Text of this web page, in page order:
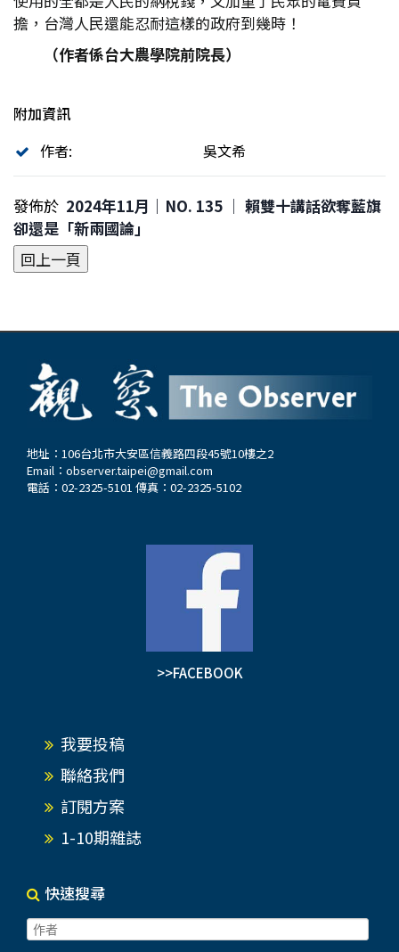
擔，台灣人民還能忍耐這樣的政府到幾時！
（作者係台大農學院前院長）
附加資訊
作者:
吳文希
發佈於 2024年11月｜NO. 135 │ 賴雙十講話欲奪藍旗
卻還是「新兩國論」
地址：106台北市大安區信義路四段45號10樓之2
Email： observer.taipei@gmail.com
電話：02-2325-5101 傳真：02-2325-5102
>>FACEBOOK
我要投稿
聯絡我們
訂閱方案
1-10期雜誌
快速搜尋